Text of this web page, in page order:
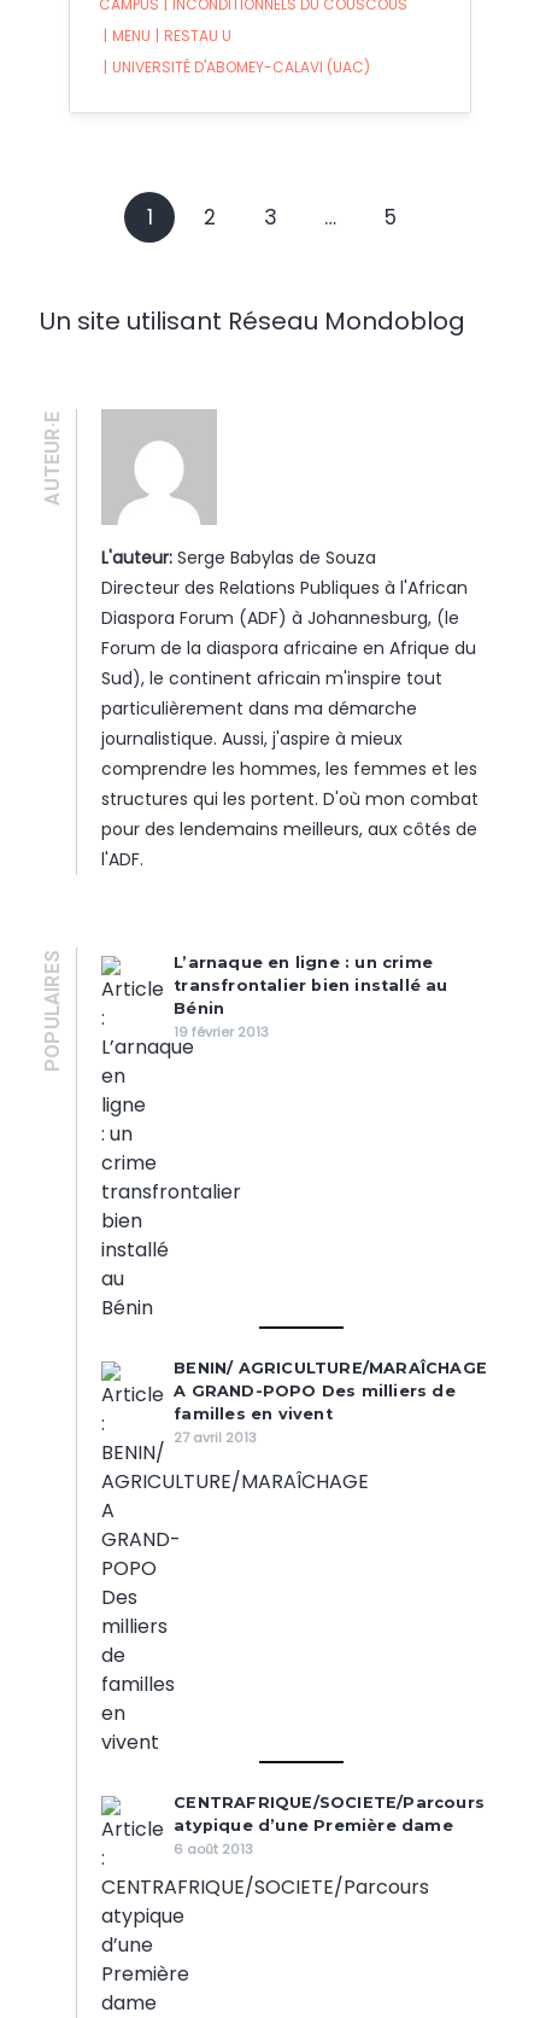
CAMPUS
INCONDITIONNELS DU COUSCOUS
| MENU | RESTAU U
| UNIVERSITÉ D'ABOMEY-CALAVI (UAC)
1 2 3 … 5
Un site utilisant Réseau Mondoblog
AUTEUR·E
L'auteur: Serge Babylas de Souza
Directeur des Relations Publiques à l'African
Diaspora Forum (ADF) à Johannesburg, (le
Forum de la diaspora africaine en Afrique du
Sud), le continent africain m'inspire tout
particulièrement dans ma démarche
journalistique. Aussi, j'aspire à mieux
comprendre les hommes, les femmes et les
structures qui les portent. D'où mon combat
pour des lendemains meilleurs, aux côtés de
l'ADF.
POPULAIRES
L’arnaque en ligne : un crime
transfrontalier bien installé au
Bénin
19 février 2013
BENIN/ AGRICULTURE/MARAÎCHAGE
A GRAND-POPO Des milliers de
familles en vivent
27 avril 2013
CENTRAFRIQUE/SOCIETE/Parcours
atypique d’une Première dame
6 août 2013